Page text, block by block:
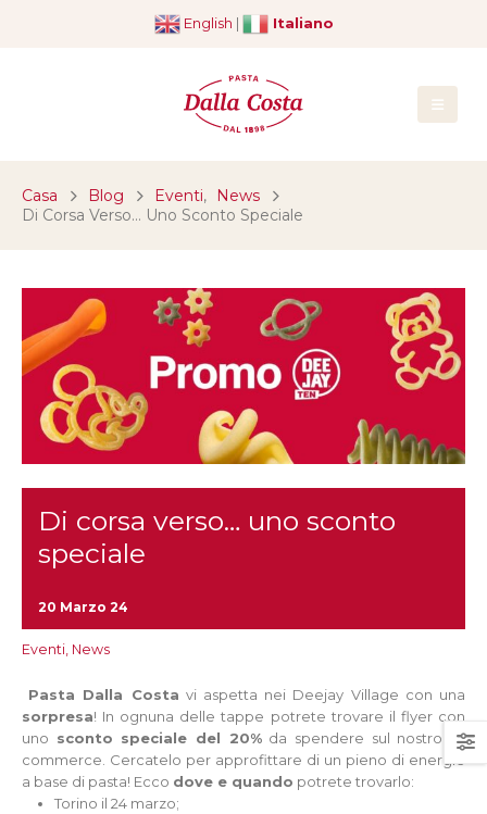
English | Italiano
Casa Blog Eventi,
News
Di Corsa Verso… Uno Sconto Speciale
Di corsa verso… uno sconto
speciale
20 Marzo 24
Eventi, News
Pasta Dalla Costa vi aspetta nei Deejay Village con una
sorpresa! In ognuna delle tappe potrete trovare il flyer con
uno sconto speciale del 20%da spendere sul nostro e-
commerce. Cercatelo per approfittare di un pieno di energie
a base di pasta! Ecco dove e quando potrete trovarlo:
Torino il 24 marzo;